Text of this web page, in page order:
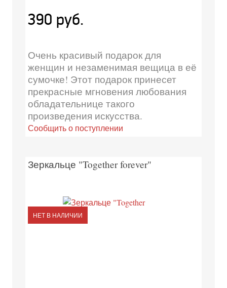
390 руб.
Очень красивый подарок для
женщин и незаменимая вещица в её
сумочке! Этот подарок принесет
прекрасные мгновения любования
обладательнице такого
произведения искусства.
Сообщить о поступлении
Зеркальце "Together forever"
НЕТ В НАЛИЧИИ